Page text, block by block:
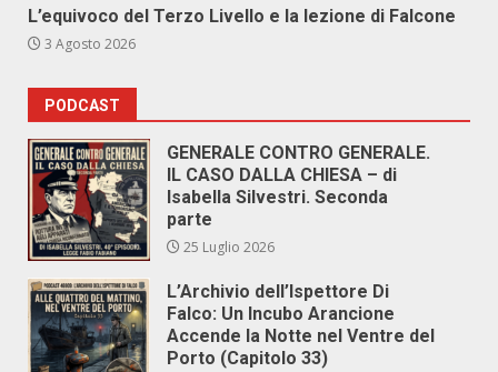
L’equivoco del Terzo Livello e la lezione di Falcone
3 Agosto 2026
PODCAST
GENERALE CONTRO GENERALE.
IL CASO DALLA CHIESA – di
Isabella Silvestri. Seconda
parte
25 Luglio 2026
L’Archivio dell’Ispettore Di
Falco: Un Incubo Arancione
Accende la Notte nel Ventre del
Porto (Capitolo 33)